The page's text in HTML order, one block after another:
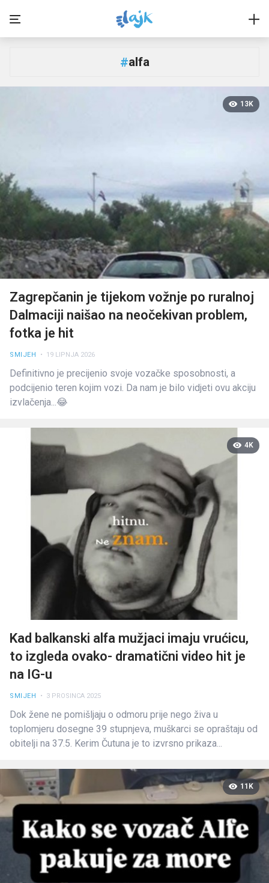
#alfa
13K
Zagrepčanin je tijekom vožnje po ruralnoj
Dalmaciji naišao na neočekivan problem,
fotka je hit
SMIJEH • 19 LIPNJA 2026
Definitivno je precijenio svoje vozačke sposobnosti, a
podcijenio teren kojim vozi. Da nam je bilo vidjeti ovu akciju
izvlačenja...😂
4K
Kad balkanski alfa mužjaci imaju vrućicu,
to izgleda ovako- dramatični video hit je
na IG-u
SMIJEH • 3 PROSINCA 2025
Dok žene ne pomišljaju o odmoru prije nego živa u
toplomjeru dosegne 39 stupnjeva, muškarci se opraštaju od
obitelji na 37.5. Kerim Čutuna je to izvrsno prikaza...
11K